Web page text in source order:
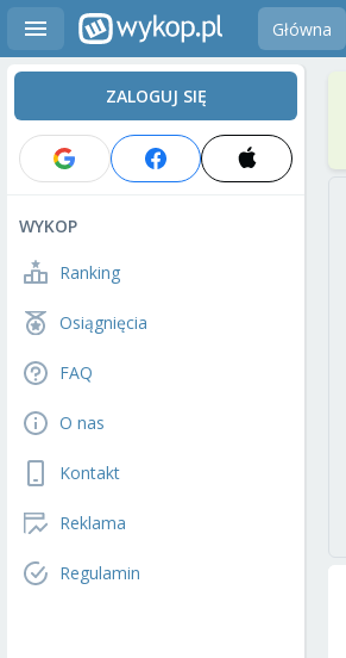
Główna
ZALOGUJ SIĘ
WYKOP
Ranking
Osiągnięcia
FAQ
O nas
Kontakt
Reklama
Regulamin